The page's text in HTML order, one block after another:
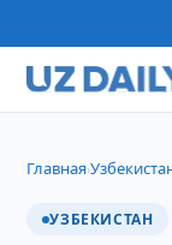
Главная›
УЗБЕКИСТАН